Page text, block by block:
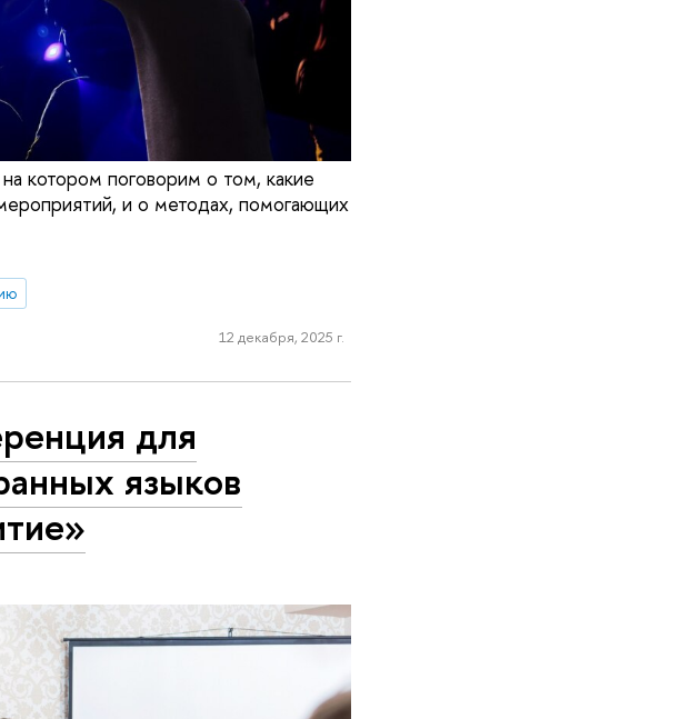
котором поговорим о том, какие
и о методах, помогающих
12 декабря, 2025 г.
для
языков